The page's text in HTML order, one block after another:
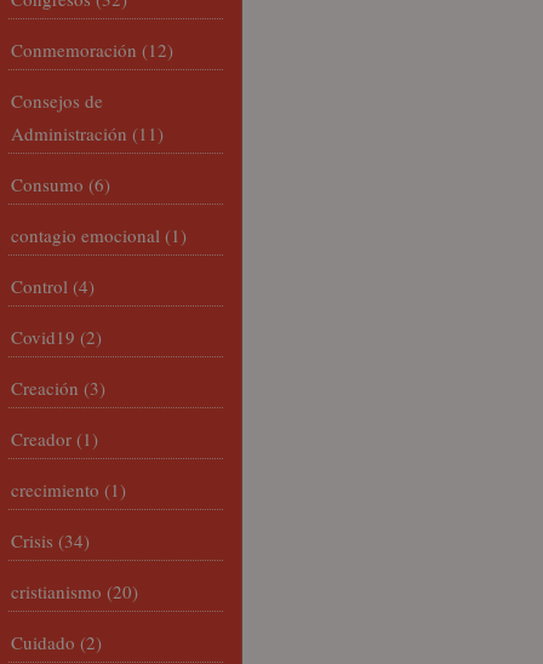
Conmemoración (12)
Consejos de
Administración (11)
Consumo (6)
contagio emocional (1)
Control (4)
Covid19 (2)
Creación (3)
Creador (1)
crecimiento (1)
Crisis (34)
cristianismo (20)
Cuidado (2)